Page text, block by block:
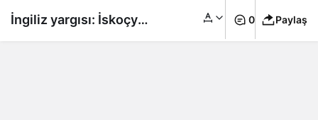
İngiliz yargısı: İskoçya 0 Paylaş